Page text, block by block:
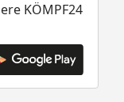
KÖMPF24